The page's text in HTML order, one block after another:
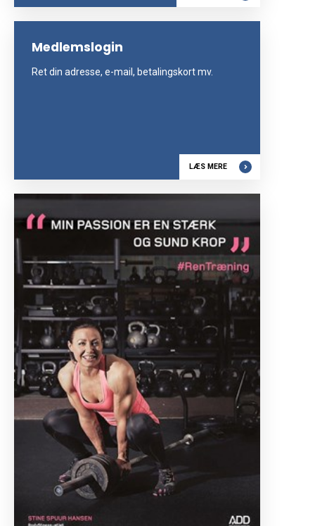
Medlemslogin
Ret din adresse, e-mail, betalingskort mv.
LÆS MERE